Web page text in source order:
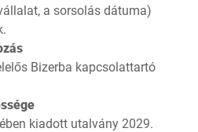
a sorsolás dátuma)
Bizerba kapcsolattartó
kiadott utalvány 2029.